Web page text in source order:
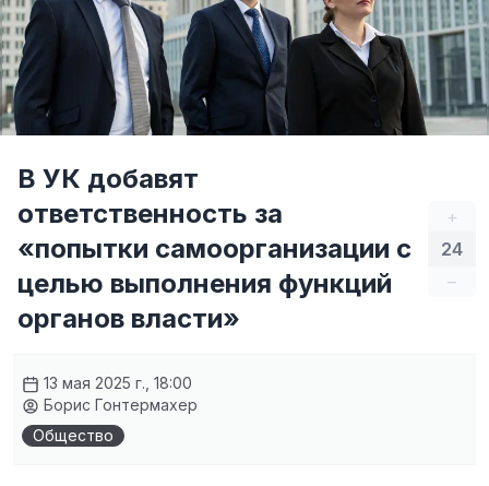
+
24
–
В УК добавят
ответственность за
«попытки самоорганизации с
целью выполнения функций
органов власти»
13 мая 2025 г., 18:00
Борис Гонтермахер
Общество